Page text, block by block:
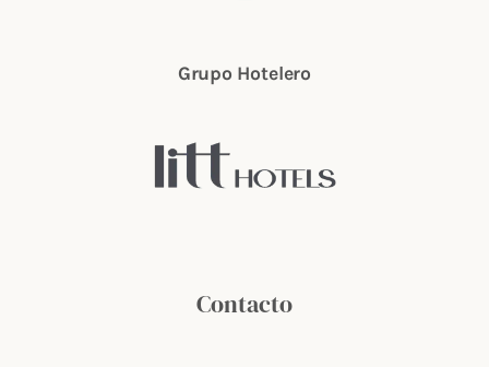
Grupo Hotelero
Contacto